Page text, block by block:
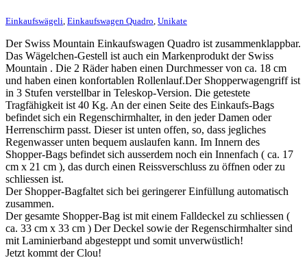
Einkaufswägeli, Einkaufswagen Quadro, Unikate
Der Swiss Mountain Einkaufswagen Quadro ist zusammenklappbar.
Das Wägelchen-Gestell ist auch ein Markenprodukt der Swiss
Mountain . Die 2 Räder haben einen Durchmesser von ca. 18 cm
und haben einen konfortablen Rollenlauf.Der Shopperwagengriff ist
in 3 Stufen verstellbar in Teleskop-Version. Die getestete
Tragfähigkeit ist 40 Kg. An der einen Seite des Einkaufs-Bags
befindet sich ein Regenschirmhalter, in den jeder Damen oder
Herrenschirm passt. Dieser ist unten offen, so, dass jegliches
Regenwasser unten bequem auslaufen kann. Im Innern des
Shopper-Bags befindet sich ausserdem noch ein Innenfach ( ca. 17
cm x 21 cm ), das durch einen Reissverschluss zu öffnen oder zu
schliessen ist.
Der Shopper-Bagfaltet sich bei geringerer Einfüllung automatisch
zusammen.
Der gesamte Shopper-Bag ist mit einem Falldeckel zu schliessen (
ca. 33 cm x 33 cm ) Der Deckel sowie der Regenschirmhalter sind
mit Laminierband abgesteppt und somit unverwüstlich!
Jetzt kommt der Clou!